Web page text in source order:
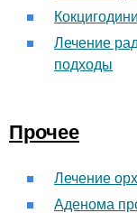
Лечение
подходы
Прочее
Лечение
Аденома